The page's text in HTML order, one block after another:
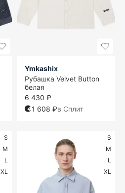
Ymkashix
Рубашка Velvet Button
белая
6 430 ₽
1 608 ₽в Сплит
S
M
L
XL
S
M
L
XL